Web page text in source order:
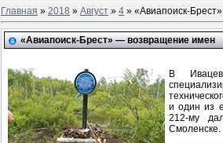
Главная»2018 » Август » 4» «Авиапоиск-
«Авиапоиск-Брест» — возвращение имен
В
и один из
212-му
Смоленске.